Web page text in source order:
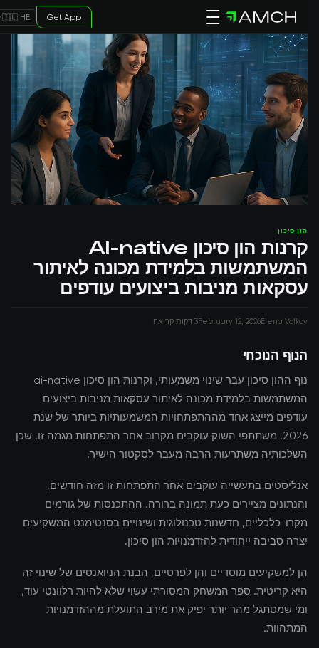
🇮🇱 HE Get App
הון סיכון
קרנות הון סיכון AI-native
המשתמשות בלמידת מכונה לאיתור
עסקאות מניבות ביצועים עודפים
Elena Volkov
February 12, 20263 דקות קריאה
הנוף הנוכחי
נוף ההון סיכון עבר שינוי משמעותי, וקרנות הון סיכון ai-native
המשתמשות בלמידת מכונה לאיתור עסקאות מניבות ביצועים
עודפים מייצג אחד מההתפתחויות המשמעותיות ביותר של שנת
2026. משתתפי השוק עוקבים מקרוב אחר התפתחות מגמה זו, שכן
השלכותיה משתרעות הרבה מעבר לסקטור הישיר.
אנליסטים בתעשייה עוקבים אחר התפתחות זו מזה חודשים,
והנתונים מציירים כעת תמונה ברורה. ההתכנסות של גורמים
מקרו-כלכליים, חדשנות טכנולוגית ושינויים בסנטימנט המשקיעים
יצרה סביבה ייחודית להזדמנויות הון סיכון.
הן למשקיעים מוסדיים והן לפרטיים, הבנת הניואנסים של שינוי זה
היא קריטית. ספר המשחק המסורתי עשוי שלא להיות רלוונטי עוד,
ומי שמסתגל מהר יותר יפיק את מירב התועלת מההזדמנויות
המתהוות.